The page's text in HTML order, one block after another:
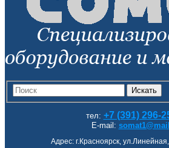
Искать
тел: +7 (391) 296-
E-mail:
Адрес: г.Красноярск,